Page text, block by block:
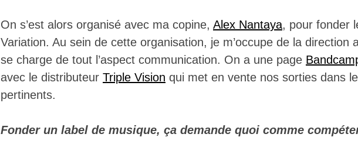
On s’est alors organisé avec ma copine, Alex Nantaya, pour fonder
Variation. Au sein de cette organisation, je m’occupe de la direction
se charge de tout l’aspect communication. On a une page
avec le distributeur Triple Vision qui met en vente nos sorties dans
pertinents.
Fonder un label de musique, ça demande quoi comme